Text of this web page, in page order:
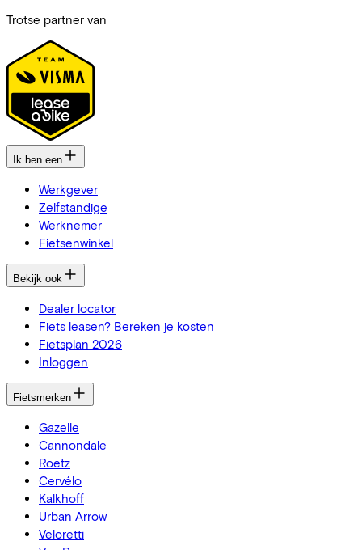
Trotse partner van
Ik ben een
Werkgever
Zelfstandige
Werknemer
Fietsenwinkel
Bekijk ook
Dealer locator
Fiets leasen? Bereken je kosten
Fietsplan 2026
Inloggen
Fietsmerken
Gazelle
Cannondale
Roetz
Cervélo
Kalkhoff
Urban Arrow
Veloretti